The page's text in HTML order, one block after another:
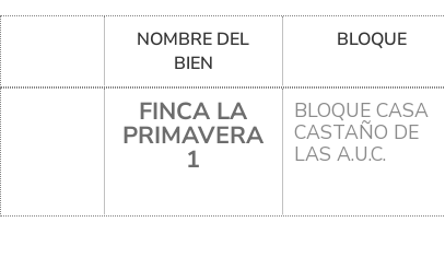
NOMBRE DEL
BIEN
BLOQUE
FINCA LA
PRIMAVERA
1
BLOQUE CASA
CASTAÑO DE
LAS A.U.C.